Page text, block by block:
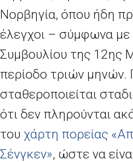
Νορβηγία, όπου ήδη
έλεγχοι – σύμφωνα
Συμβουλίου της 12ης
περίοδο τριών
σταθεροποιείται
ότι δεν πληρούνται
του χάρτη πορείας
Σένγκεν», ώστε να